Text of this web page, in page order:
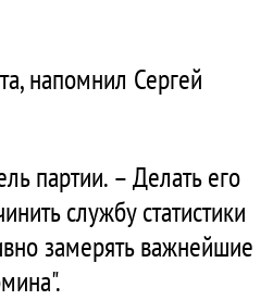
напомнил Сергей
партии. – Делать его
службу статистики
замерять важнейшие